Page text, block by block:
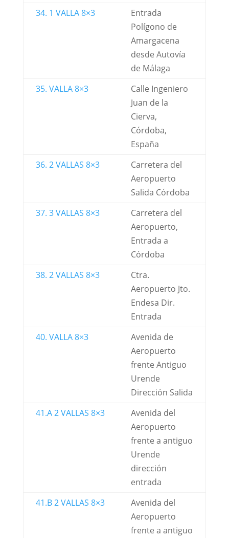
34. 1 VALLA 8×3
Entrada
Polígono de
Amargacena
desde Autovía
de Málaga
35. VALLA 8×3
Calle Ingeniero
Juan de la
Cierva,
Córdoba,
España
36. 2 VALLAS 8×3
Carretera del
Aeropuerto
Salida Córdoba
37. 3 VALLAS 8×3
Carretera del
Aeropuerto,
Entrada a
Córdoba
38. 2 VALLAS 8×3
Ctra.
Aeropuerto Jto.
Endesa Dir.
Entrada
40. VALLA 8×3
Avenida de
Aeropuerto
frente Antiguo
Urende
Dirección Salida
41.A 2 VALLAS 8×3
Avenida del
Aeropuerto
frente a antiguo
Urende
dirección
entrada
41.B 2 VALLAS 8×3
Avenida del
Aeropuerto
frente a antiguo